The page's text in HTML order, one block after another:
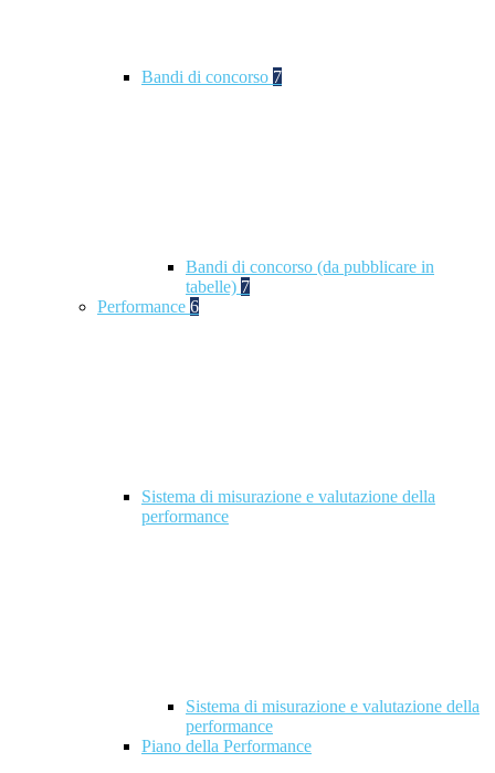
Bandi di concorso 7
Bandi di concorso (da pubblicare in
tabelle) 7
Performance 6
Sistema di misurazione e valutazione della
performance
Sistema di misurazione e valutazione della
performance
Piano della Performance